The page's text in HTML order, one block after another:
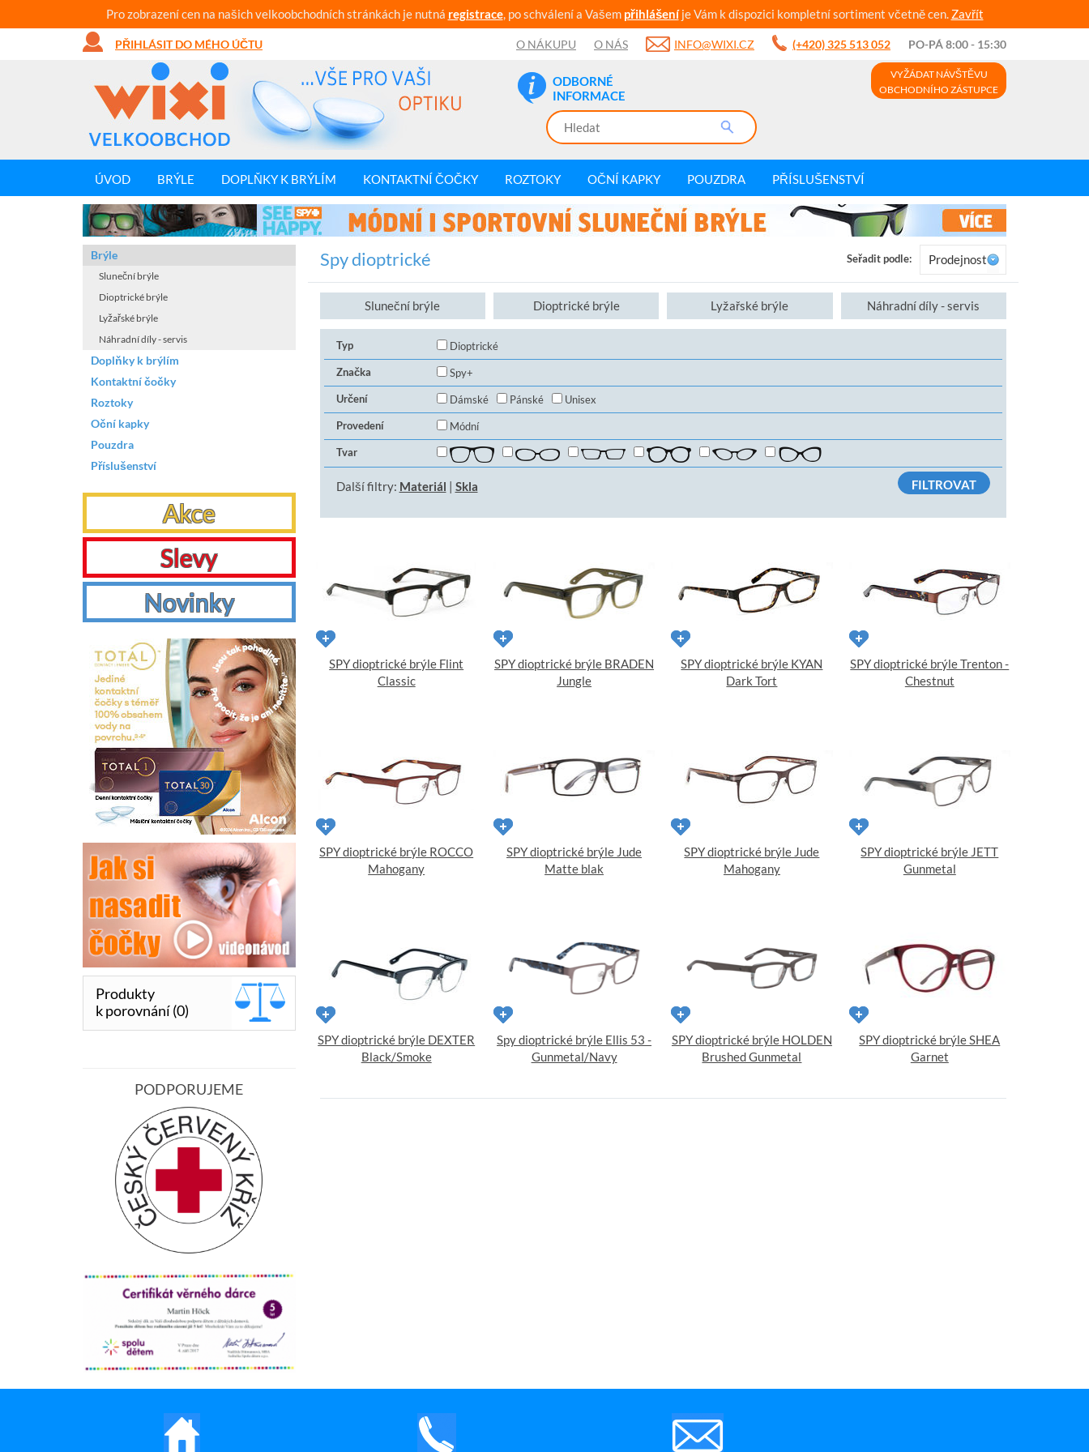
Pro zobrazení cen na našich velkoobchodních stránkách je nutná registrace, po schválení a Vašem přihlášeníje Vám k dispozici kompletní sortiment včetně cen. Zavřít
PŘIHLÁSIT DO MÉHO ÚČTU O NÁKUPU O NÁS INFO@WIXI.CZ (+420) 325 513 052 PO-PÁ 8:00 - 15:30
ODBORNÉ
INFORMACE
VYŽÁDAT NÁVŠTĚVU
OBCHODNÍHO ZÁSTUPCE
ÚVOD BRÝLE DOPLŇKY K BRÝLÍM KONTAKTNÍ ČOČKY ROZTOKY OČNÍ KAPKY POUZDRA PŘÍSLUŠENSTVÍ
Spy dioptrické Seřadit podle: Prodejnost
Sluneční brýle Dioptrické brýle Lyžařské brýle Náhradní díly - servis
Typ
Dioptrické
Značka
Spy+
Určení
Dámské Pánské
Unisex
Provedení
Módní
Tvar
Další filtry: Materiál | Skla FILTROVAT
SPY dioptrické brýle Flint
Classic
SPY dioptrické brýle BRADEN
Jungle
SPY dioptrické brýle KYAN
Dark Tort
SPY dioptrické brýle Trenton -
Chestnut
SPY dioptrické brýle ROCCO
Mahogany
SPY dioptrické brýle Jude
Matte blak
SPY dioptrické brýle Jude
Mahogany
SPY dioptrické brýle JETT
Gunmetal
SPY dioptrické brýle DEXTER
Black/Smoke
Spy dioptrické brýle Ellis 53 -
Gunmetal/Navy
SPY dioptrické brýle HOLDEN
Brushed Gunmetal
SPY dioptrické brýle SHEA
Garnet
Brýle
Sluneční brýle
Dioptrické brýle
Lyžařské brýle
Náhradní díly - servis
Doplňky k brýlím
Kontaktní čočky
Roztoky
Oční kapky
Pouzdra
Příslušenství
Akce
Slevy
Novinky
Produkty
k porovnání (0)
PODPORUJEME